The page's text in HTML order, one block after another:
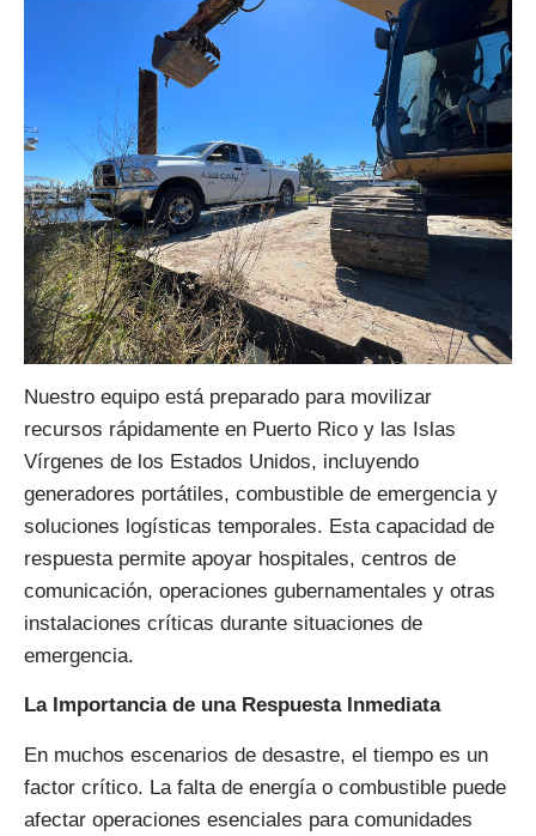
Nuestro equipo está preparado para movilizar
recursos rápidamente en Puerto Rico y las Islas
Vírgenes de los Estados Unidos, incluyendo
generadores portátiles, combustible de emergencia y
soluciones logísticas temporales. Esta capacidad de
respuesta permite apoyar hospitales, centros de
comunicación, operaciones gubernamentales y otras
instalaciones críticas durante situaciones de
emergencia.
La Importancia de una Respuesta Inmediata
En muchos escenarios de desastre, el tiempo es un
factor crítico. La falta de energía o combustible puede
afectar operaciones esenciales para comunidades